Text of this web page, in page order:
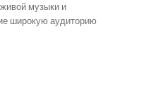
музыки и
широкую аудиторию